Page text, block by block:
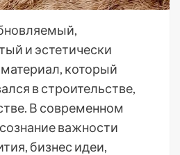
и эстетически
который
в строительстве,
В современном
важности
бизнес идеи,